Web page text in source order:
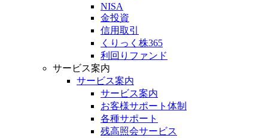
NISA
金投資
信用取引
くりっく株365
利回りファンド
サービス案内
サービス案内
サービス案内
お客様サポート体制
各種サポート
残高照会サービス